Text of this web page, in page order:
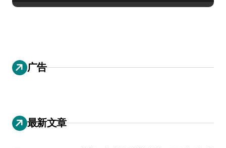
广告
最新文章